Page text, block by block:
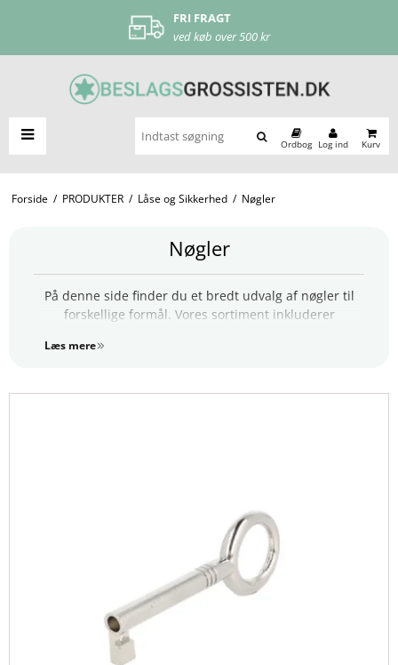
FRI FRAGT
ved køb over 500 kr
Ordbog Log ind Kurv
Forside / PRODUKTER / Låse og Sikkerhed / Nøgler
Nøgler
På denne side finder du et bredt udvalg af nøgler til
forskellige formål. Vores sortiment inkluderer
samt en klassisk nøglering i Ø20 mm i forniklet stål,
nøgler.
Læs mere